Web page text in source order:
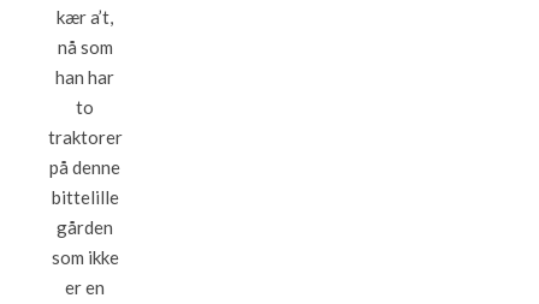
kær a’t,
nå som
han har
to
traktorer
på denne
bittelille
gården
som ikke
er en